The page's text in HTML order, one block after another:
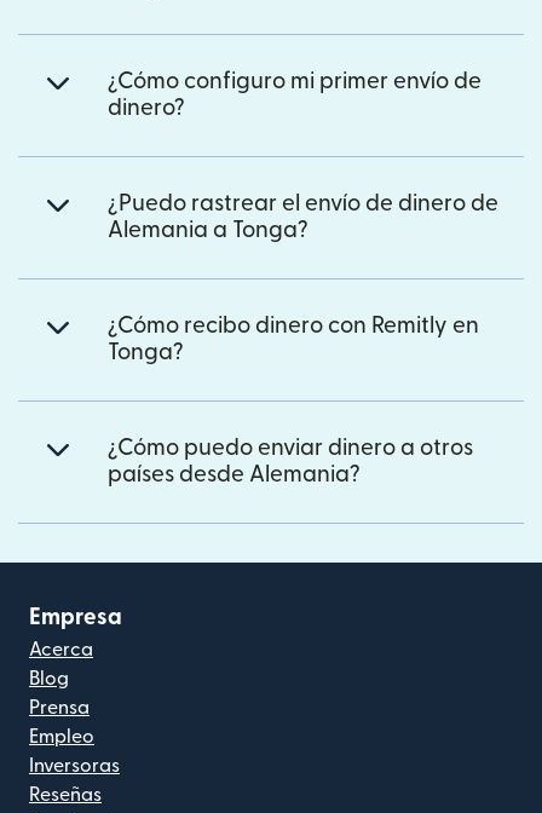
¿Cómo configuro mi primer envío de
dinero?
¿Puedo rastrear el envío de dinero de
Alemania a Tonga?
¿Cómo recibo dinero con Remitly en
Tonga?
¿Cómo puedo enviar dinero a otros
países desde Alemania?
Empresa
Acerca
Blog
Prensa
Empleo
Inversoras
Reseñas